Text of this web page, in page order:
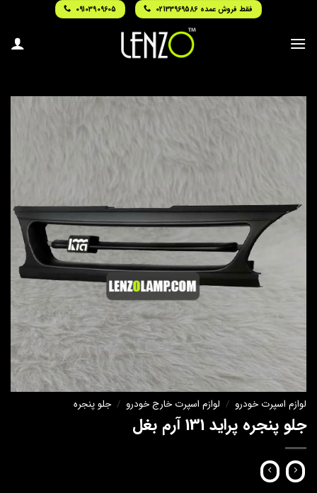
content
فقط فروش عمده 02133969586 09103909605
لوازم اسپرت خودرو / لوازم اسپرت خارج خودرو / جلو پنجره
جلو پنجره پراید 131 آرم بغل